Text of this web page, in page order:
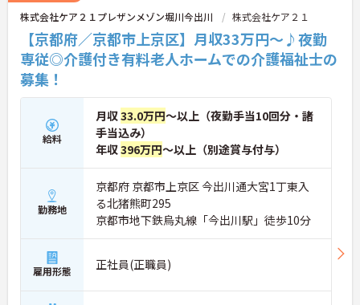
株式会社ケア２１プレザンメゾン堀川今出川 株式会社ケア２１
【京都府／京都市上京区】月収33万円～♪夜勤
専従◎介護付き有料老人ホームでの介護福祉士の
募集！
給料
月収33.0万円～以上（夜勤手当10回分・諸
手当込み）
年収396万円～以上（別途賞与付与）
勤務地
京都府 京都市上京区 今出川通大宮1丁東入
る北猪熊町295
京都市地下鉄烏丸線「今出川駅」徒歩10分
雇用形態 正社員(正職員)